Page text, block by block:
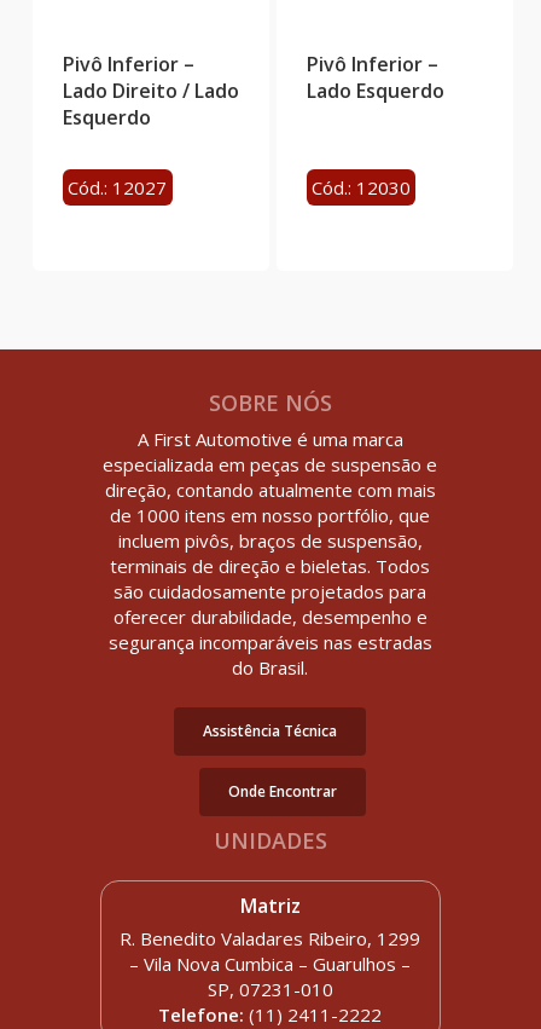
Pivô Inferior –
Lado Direito / Lado
Esquerdo
Cód.: 12027
Pivô Inferior –
Lado Esquerdo
Cód.: 12030
SOBRE NÓS
A First Automotive é uma marca
especializada em peças de suspensão e
direção, contando atualmente com mais
de 1000 itens em nosso portfólio, que
incluem pivôs, braços de suspensão,
terminais de direção e bieletas. Todos
são cuidadosamente projetados para
oferecer durabilidade, desempenho e
segurança incomparáveis nas estradas
do Brasil.
Assistência Técnica
Onde Encontrar
UNIDADES
Matriz
R. Benedito Valadares Ribeiro, 1299
– Vila Nova Cumbica – Guarulhos –
SP, 07231-010
Telefone:(11) 2411-2222